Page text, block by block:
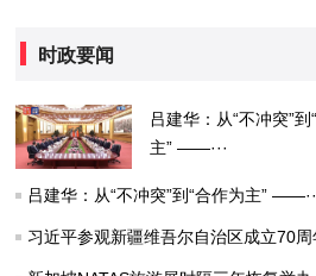
时政要闻
吕建华：从“不冲突”到
主” ——···
吕建华：从“不冲突”到“合作为主”
习近平参观新疆维吾尔自治区成立70周